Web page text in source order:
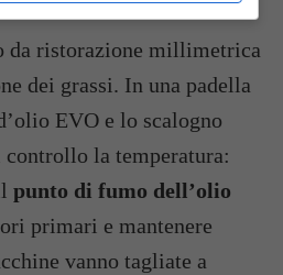
da ristorazione millimetrica
dei grassi. In una padella
EVO e lo scalogno
la temperatura:
punto di fumo dell’olio
primari e mantenere
vanno tagliate a